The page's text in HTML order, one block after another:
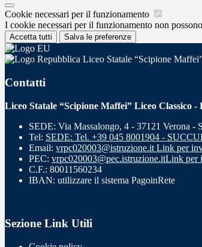
Cookie necessari per il funzionamento
I cookie necessari per il funzionamento non
Accetta tutti Salva le preferenze
Liceo Statale “Scipione
Contatti
Liceo Statale “Scipione Maffei” Liceo Classico
SEDE: Via Massalongo, 4 - 37121 Verona
Tel: SEDE: Tel. +39 045 8001904 -
Email: vrpc020003@istruzione.it Link per
PEC: vrpc020003@pec.istruzione.itLink per
C.F.: 80011560234
IBAN: utilizzare il sistema PagoinRete
Sezione Link Utili